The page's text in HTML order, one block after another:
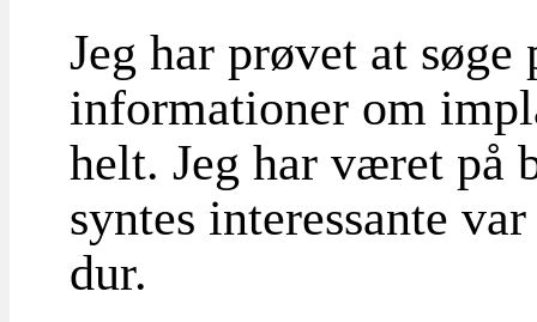
Jeg har prøvet at
informationer om
helt. Jeg har været på
syntes interessante
dur.